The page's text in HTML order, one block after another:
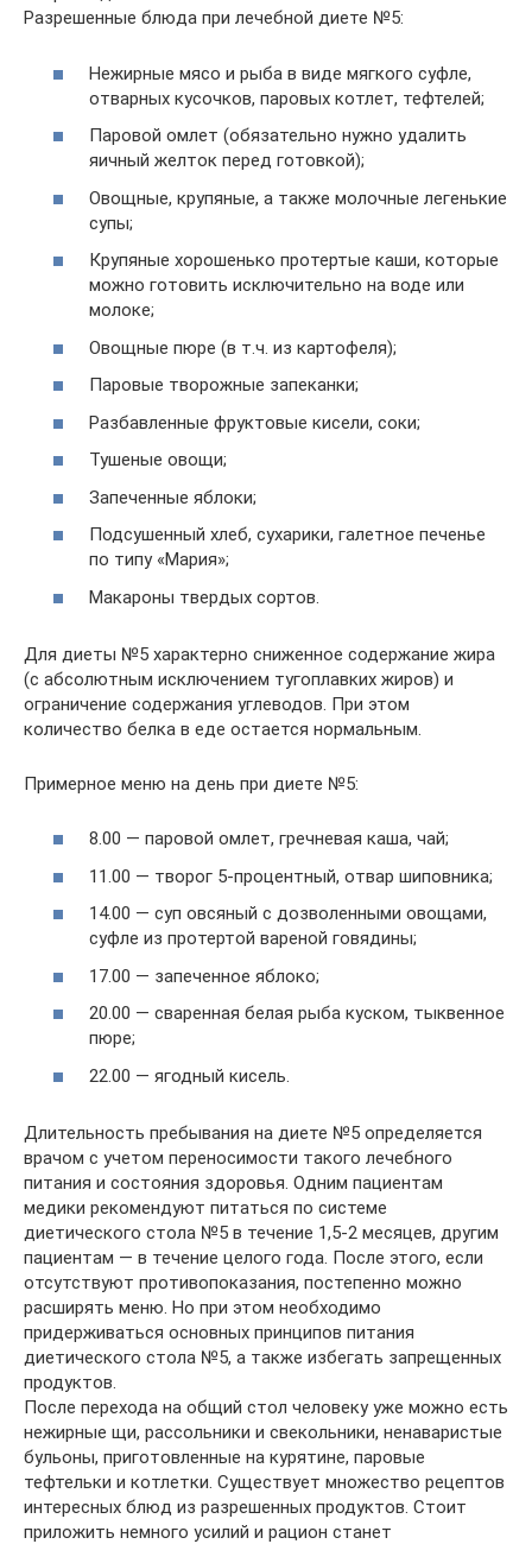
Разрешенные блюда при лечебной диете №5:
Нежирные мясо и рыба в виде мягкого суфле,
отварных кусочков, паровых котлет, тефтелей;
Паровой омлет (обязательно нужно удалить
яичный желток перед готовкой);
Овощные, крупяные, а также молочные легенькие
супы;
Крупяные хорошенько протертые каши, которые
можно готовить исключительно на воде или
молоке;
Овощные пюре (в т.ч. из картофеля);
Паровые творожные запеканки;
Разбавленные фруктовые кисели, соки;
Тушеные овощи;
Запеченные яблоки;
Подсушенный хлеб, сухарики, галетное печенье
по типу «Мария»;
Макароны твердых сортов.
Для диеты №5 характерно сниженное содержание жира
(с абсолютным исключением тугоплавких жиров) и
ограничение содержания углеводов. При этом
количество белка в еде остается нормальным.
Примерное меню на день при диете №5:
8.00 — паровой омлет, гречневая каша, чай;
11.00 — творог 5-процентный, отвар шиповника;
14.00 — суп овсяный с дозволенными овощами,
суфле из протертой вареной говядины;
17.00 — запеченное яблоко;
20.00 — сваренная белая рыба куском, тыквенное
пюре;
22.00 — ягодный кисель.
Длительность пребывания на диете №5 определяется
врачом с учетом переносимости такого лечебного
питания и состояния здоровья. Одним пациентам
медики рекомендуют питаться по системе
диетического стола №5 в течение 1,5-2 месяцев, другим
пациентам — в течение целого года. После этого, если
отсутствуют противопоказания, постепенно можно
расширять меню. Но при этом необходимо
придерживаться основных принципов питания
диетического стола №5, а также избегать запрещенных
продуктов.
После перехода на общий стол человеку уже можно есть
нежирные щи, рассольники и свекольники, ненаваристые
бульоны, приготовленные на курятине, паровые
тефтельки и котлетки. Существует множество рецептов
интересных блюд из разрешенных продуктов. Стоит
приложить немного усилий и рацион станет